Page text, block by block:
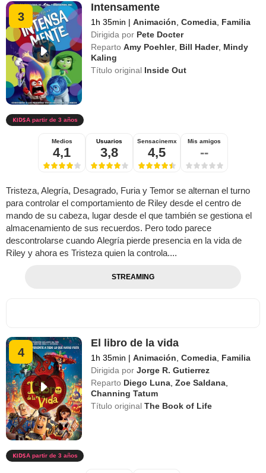
3
Intensamente
1h 35min | Animación ,Comedia Familia
Dirigida por Pete Docter
Reparto Amy Poehler, Bill Hader, Mindy
Kaling
Título original Inside Out
A partir de 3 años
Medios
4,1
Usuarios
3,8
Sensacinemx
4,5
Mis amigos
--
Tristeza, Alegría, Desagrado, Furia y Temor se alternan el turno
para controlar el comportamiento de Riley desde el centro de
mando de su cabeza, lugar desde el que también se gestiona el
almacenamiento de sus recuerdos. Pero todo parece
descontrolarse cuando Alegría pierde presencia en la vida de
Riley y ahora es Tristeza quien la controla....
STREAMING
4
El libro de la vida
1h 35min | Animación ,Comedia Familia
Dirigida por Jorge R. Gutierrez
Reparto Diego Luna ,Zoe Saldana
Channing Tatum
Título originalThe Book of Life
A partir de 3 años